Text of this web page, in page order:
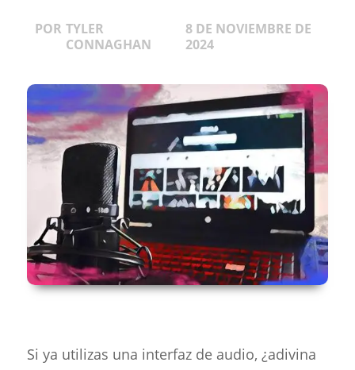
POR TYLER
CONNAGHAN
8 DE NOVIEMBRE DE
2024
Si ya utilizas una interfaz de audio, ¿adivina